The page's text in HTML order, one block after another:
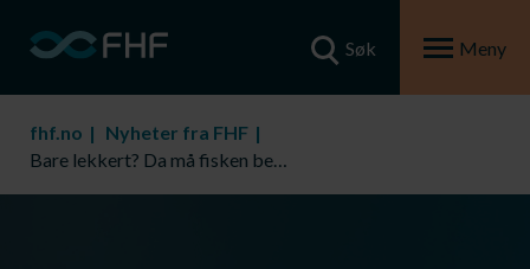
Søk Meny
fhf.no
Nyheter fra FHF
Bare lekkert? Da må fisken behandles riktig i alle ledd